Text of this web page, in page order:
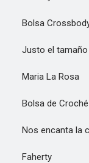
Bolsa Crossbody
Justo el tamaño
Maria La Rosa
Bolsa de Croché
Nos encanta la
Faherty